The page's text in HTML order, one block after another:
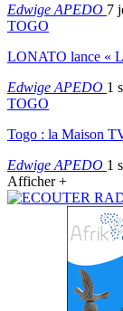
Edwige APEDO 7
TOGO
LONATO lance «
Edwige APEDO 1
TOGO
Togo : la Maison
Edwige APEDO 1
Afficher +